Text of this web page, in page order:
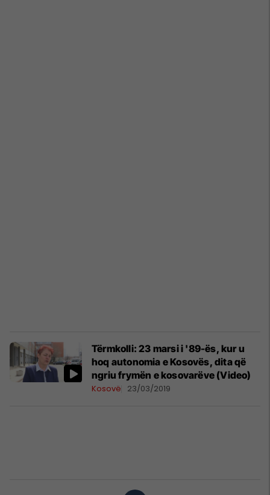
Tërmkolli: 23 marsi i '89-ës, kur u
hoq autonomia e Kosovës, dita që
ngriu frymën e kosovarëve (Video)
Kosovë 23/03/2019